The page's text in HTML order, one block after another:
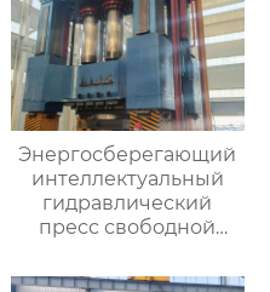
Энергосберегающий
интеллектуальный
гидравлический
пресс свободной